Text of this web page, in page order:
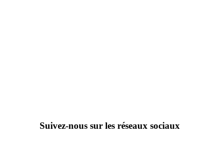
Suivez-nous sur les réseaux sociaux